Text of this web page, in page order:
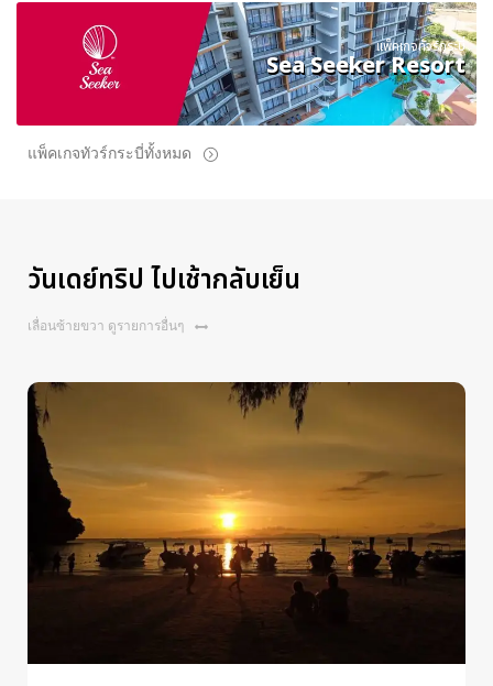
แพ็คเกจทัวร์กระบี่
Sea Seeker Resort
แพ็คเกจทัวร์กระบี่ทั้งหมด
วันเดย์ทริป ไปเช้ากลับเย็น
เลื่อนซ้ายขวา ดูรายการอื่นๆ